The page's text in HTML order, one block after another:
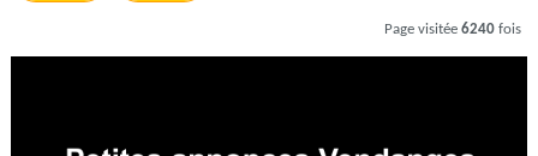
Page visitée 6240 fois